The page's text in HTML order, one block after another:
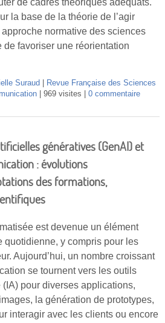
de cadres théoriques adéquats.
la base de la théorie de l’agir
normative des sciences
favoriser une réorientation
Suraud
Revue Française des Sciences
969 visites 0 commentaire
génératives (GenAI) et
: évolutions
des formations,
est devenue un élément
quotidienne, y compris pour les
Aujourd’hui, un nombre croissant
se tournent vers les outils
pour diverses applications,
la génération de prototypes,
interagir avec les clients ou encore